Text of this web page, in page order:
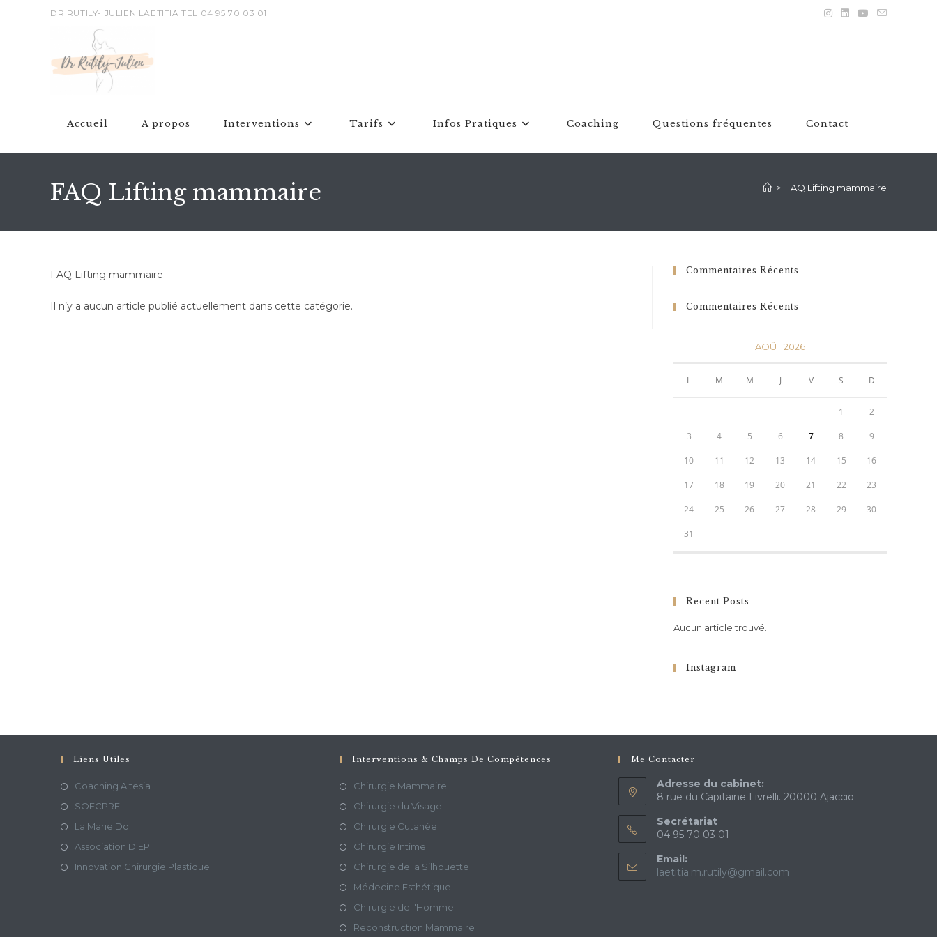
DR RUTILY- JULIEN LAETITIA TEL 04 95 70 03 01
Accueil A propos Interventions Tarifs Infos Pratiques Coaching Questions fréquentes Contact
FAQ Lifting mammaire > FAQ Lifting mammaire
FAQ Lifting mammaire
Il n’y a aucun article publié actuellement dans cette catégorie.
Commentaires Récents
Commentaires Récents
AOÛT 2026
L M M J V S D
1 2
3 4 5 6 7 8 9
10 11 12 13 14 15 16
17 18 19 20 21 22 23
24 25 26 27 28 29 30
31
Recent Posts
Aucun article trouvé.
Instagram
Liens Utiles
Coaching Altesia
SOFCPRE
La Marie Do
Association DIEP
Innovation Chirurgie Plastique
Interventions & Champs De Compétences
Chirurgie Mammaire
Chirurgie du Visage
Chirurgie Cutanée
Chirurgie Intime
Chirurgie de la Silhouette
Médecine Esthétique
Chirurgie de l'Homme
Reconstruction Mammaire
Me Contacter
Adresse du cabinet:
8 rue du Capitaine Livrelli. 20000 Ajaccio
Secrétariat
04 95 70 03 01
Email:
laetitia.m.rutily@gmail.com